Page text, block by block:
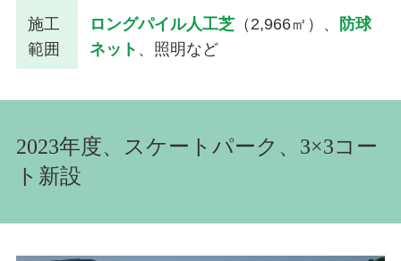
施工
範囲
ロングパイル人工芝 （2,966㎡）、
防球
ネット 、照明など
2023年度、スケートパーク、3×3コー
ト新設